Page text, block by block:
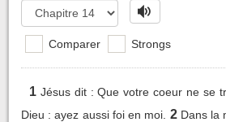
Comparer Strongs
1 Jésus dit : Que votre coeur ne se
Dieu : ayez aussi foi en moi. 2 Dans la